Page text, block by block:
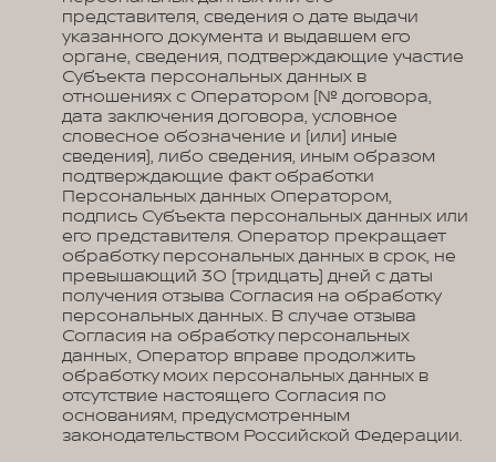
представителя, сведения о дате выдачи
указанного документа и выдавшем его
органе, сведения, подтверждающие участие
Субъекта персональных данных в
отношениях с Оператором (№ договора,
дата заключения договора, условное
словесное обозначение и (или) иные
сведения), либо сведения, иным образом
подтверждающие факт обработки
Персональных данных Оператором,
подпись Субъекта персональных данных или
его представителя. Оператор прекращает
обработку персональных данных в срок, не
превышающий 30 (тридцать) дней с даты
получения отзыва Согласия на обработку
персональных данных. В случае отзыва
Согласия на обработку персональных
данных, Оператор вправе продолжить
обработку моих персональных данных в
отсутствие настоящего Согласия по
основаниям, предусмотренным
законодательством Российской Федерации.